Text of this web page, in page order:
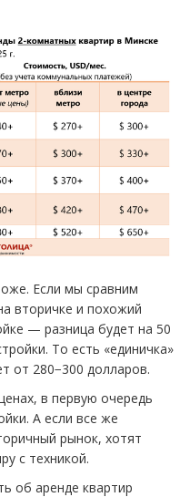
Если мы сравним
вторичке и похожий
— разница будет на 50
То есть «единичка»
от 280−300 долларов.
в первую очередь
А если все же
рынок, хотят
с техникой.
об аренде квартир